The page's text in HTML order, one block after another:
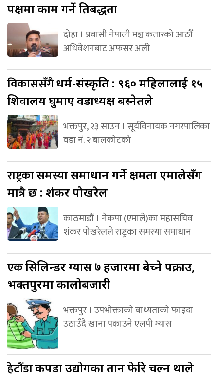
पक्षमा काम गर्ने प्रतिबद्धता
दोहा । प्रवासी नेपाली मञ्च कतारको आठौँ
अधिवेशनबाट अफसर अली
विकाससँगैधर्म-संस्कृति : ९६० महिलालाई १५
शिवालय घुमाए वडाध्यक्ष बस्नेतले
भक्तपुर, २३ साउन । सूर्यविनायक नगरपालिका
वडा नं. २ बालकोटको
राष्ट्रकासमस्या समाधान गर्ने क्षमता एमालेसँग
मात्रै छ : शंकर पोखरेल
काठमाडौं । नेकपा (एमाले)का महासचिव
शंकर पोखरेलले राष्ट्रका समस्या समाधान
एकसिलिन्डर ग्यास ७ हजारमा बेच्ने पक्राउ,
भक्तपुरमा कालोबजारी
भक्तपुर । उपभोक्ताको बाध्यताको फाइदा
उठाउँदै खाना पकाउने एलपी ग्यास
हेटौंडाकपडा उद्योगका तान फेरि चल्न थाले